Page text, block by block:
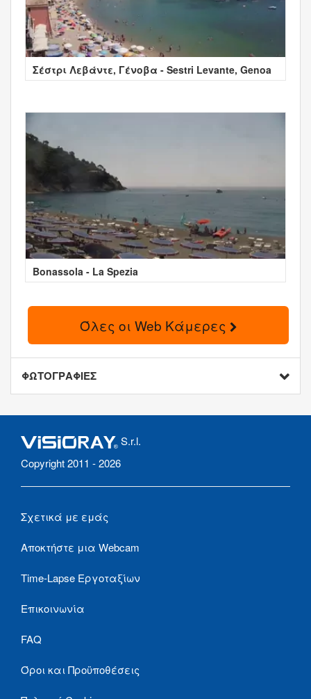
Σέστρι Λεβάντε, Γένοβα - Sestri Levante, Genoa
Bonassola - La Spezia
Όλες οι Web Κάμερες
ΦΩΤΟΓΡΑΦΙΕΣ
S.r.l.
Copyright 2011 - 2026
Σχετικά με εμάς
Αποκτήστε μια Webcam
Time-Lapse Εργοταξίων
Επικοινωνία
FAQ
Όροι και Προϋποθέσεις